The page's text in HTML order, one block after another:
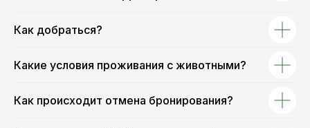
Как добраться?
Какие условия проживания с животными?
Как происходит отмена бронирования?